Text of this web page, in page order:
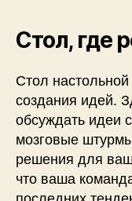
Стол, где
Стол
создания идей.
обсуждать идеи
мозговые
решения для
что ваша
последних